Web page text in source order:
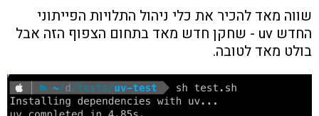
שווה מאד להכיר את כלי ניהול התלויות הפייתוני
החדש uv - שחקן חדש מאד בתחום הצפוף הזה אבל
בולט מאד לטובה.